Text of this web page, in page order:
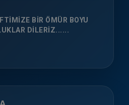
BİR ÖMÜR BOYU
DİLERİZ......